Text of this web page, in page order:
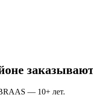
— 10+ лет.